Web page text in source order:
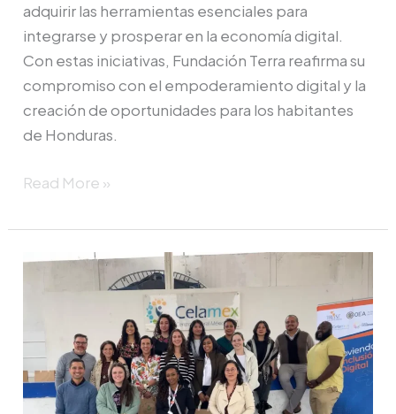
adquirir las herramientas esenciales para
integrarse y prosperar en la economía digital.
Con estas iniciativas, Fundación Terra reafirma su
compromiso con el empoderamiento digital y la
creación de oportunidades para los habitantes
de Honduras.
Read More »
¡Gran
colaboración
y
aprendizaje